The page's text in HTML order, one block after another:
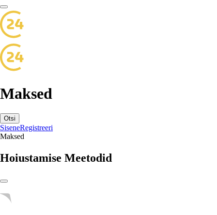
Maksed
Otsi
SiseneRegistreeri
Maksed
Hoiustamise Meetodid